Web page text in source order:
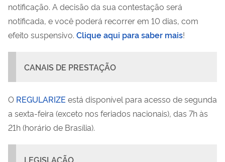
notificação. A decisão da sua contestação será
notificada, e você poderá recorrer em 10 dias, com
efeito suspensivo. Clique aqui para saber mais!
CANAIS DE PRESTAÇÃO
O REGULARIZE está disponível para acesso de segunda
a sexta-feira (exceto nos feriados nacionais), das 7h às
21h (horário de Brasília).
LEGISLAÇÃO